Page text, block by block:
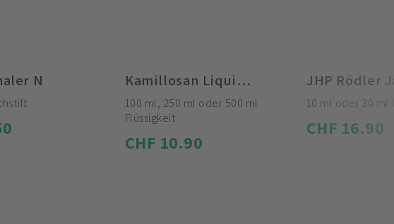
N Kamillosan Liquidum
100 ml, 250 ml oder 500 ml
Flüssigkeit
CHF 10.90
10 ml oder 30 ml
CHF 16.90